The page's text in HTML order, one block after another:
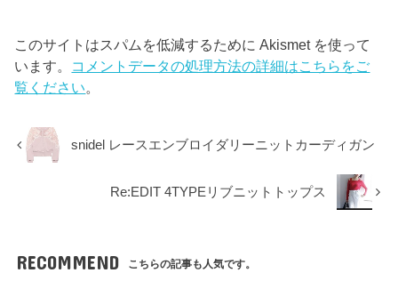
このサイトはスパムを低減するために Akismet を使って
います。 コメントデータの処理方法の詳細はこちらをご
覧ください。
snidel レースエンブロイダリーニットカーディガン
Re:EDIT 4TYPEリブニットトップス
RECOMMEND こちらの記事も人気です。